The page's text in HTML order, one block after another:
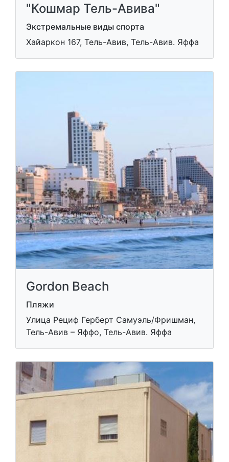
"Кошмар Тель-Авива"
Экстремальные виды спорта
Хайаркон 167, Тель-Авив, Тель-Авив. Яффа
Gordon Beach
Пляжи
Улица Рециф Герберт Самуэль/Фришман,
Тель-Авив – Яффо, Тель-Авив. Яффа